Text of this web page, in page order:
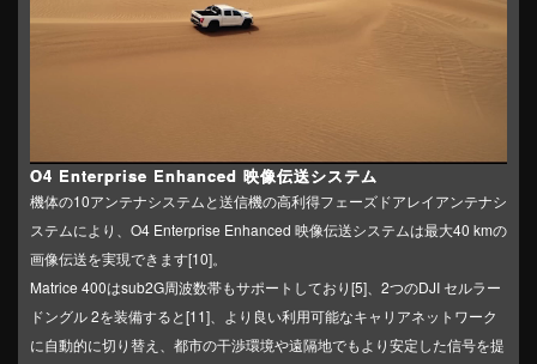
O4 Enterprise Enhanced 映像伝送システム
機体の10アンテナシステムと送信機の高利得フェーズドアレイアンテナシ
ステムにより、O4 Enterprise Enhanced 映像伝送システムは最大40 kmの
画像伝送を実現できます[10]。
Matrice 400はsub2G周波数帯もサポートしており[5]、2つのDJI セルラー
ドングル 2を装備すると[11]、より良い利用可能なキャリアネットワーク
に自動的に切り替え、都市の干渉環境や遠隔地でもより安定した信号を提